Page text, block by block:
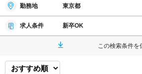
勤務地 東京都
求人条件 新卒OK
この検索条件を